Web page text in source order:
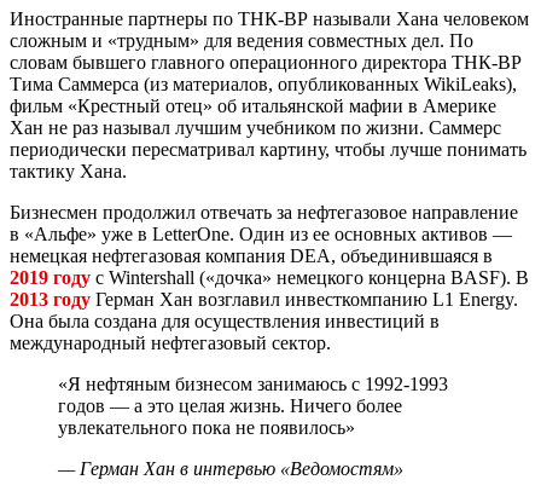
Иностранные партнеры по ТНК-ВР называли Хана человеком
сложным и «трудным» для ведения совместных дел. По
словам бывшего главного операционного директора ТНК-ВР
Тима Саммерса (из материалов, опубликованных WikiLeaks),
фильм «Крестный отец» об итальянской мафии в Америке
Хан не раз называл лучшим учебником по жизни. Саммерс
периодически пересматривал картину, чтобы лучше понимать
тактику Хана.
Бизнесмен продолжил отвечать за нефтегазовое направление
в «Альфе» уже в LetterOne. Один из ее основных активов —
немецкая нефтегазовая компания DEA, объединившаяся в
2019 году с Wintershall («дочка» немецкого концерна BASF). В
2013 году Герман Хан возглавил инвесткомпанию L1 Energy.
Она была создана для осуществления инвестиций в
международный нефтегазовый сектор.
«Я нефтяным бизнесом занимаюсь с 1992-1993
годов — а это целая жизнь. Ничего более
увлекательного пока не появилось»
— Герман Хан в интервью «Ведомостям»